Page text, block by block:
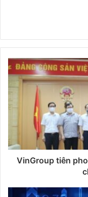
VinGroup tiên